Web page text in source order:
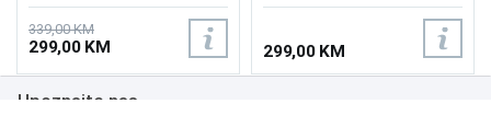
Osvježenje: 240Hz, AMD
FreeSync Premium,
Priključci: HDMI x2,
DisplayPort
339,00 KM
299,00 KM
DisplayPort 1.4,
299,00 KM
Upoznajte nas